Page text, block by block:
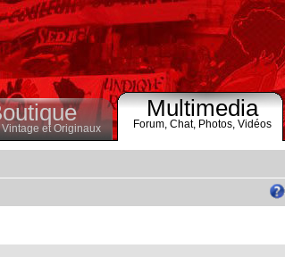
Vintage et Originaux
Multimedia
Forum, Chat, Photos, Vidéos